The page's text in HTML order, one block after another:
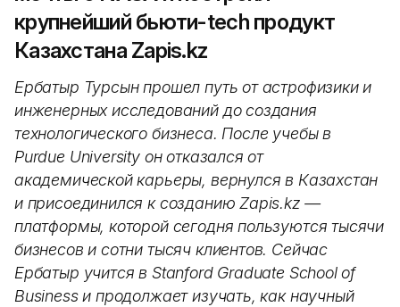
крупнейший бьюти-tech продукт
Казахстана Zapis.kz
Ербатыр Турсын прошел путь от астрофизики и
инженерных исследований до создания
технологического бизнеса. После учебы в
Purdue University он отказался от
академической карьеры, вернулся в Казахстан
и присоединился к созданию Zapis.kz —
платформы, которой сегодня пользуются тысячи
бизнесов и сотни тысяч клиентов. Сейчас
Ербатыр учится в Stanford Graduate School of
Business и продолжает изучать, как научный